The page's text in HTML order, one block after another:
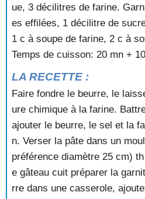
BOULE AUX RAISINS
BRANDON NORMAND
BRESILIEN
BRESILIENS
BRIOCHE
BRIOCHE A L'ANIS
BRIOCHE A L'ORANGE
BRIOCHE AU BEURRE
BRIOCHE AUX FRAMBOISES
BRIOCHE AUX FRUITS
BRIOCHE AUX POMMES
BRIOCHE DE NOEL
BRIOCHE FARCIE
BRIOCHE MARBREE
ue, 3 décilitres de farine.
es effilées, 1 décilitre de
1 c à soupe de farine, 2 c à
Temps de cuisson: 20 mn +
LA RECETTE :
Faire fondre le beurre, le
ure chimique à la farine.
ajouter le beurre, le sel et la
n. Verser la pâte dans un
préférence diamètre 25 cm) th
e gâteau cuit préparer la
rre dans une casserole,